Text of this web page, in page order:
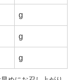
g
g
g